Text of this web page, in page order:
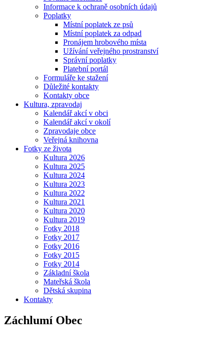
Informace k ochraně osobních údajů
Poplatky
Místní poplatek ze psů
Místní poplatek za odpad
Pronájem hrobového místa
Užívání veřejného prostranství
Správní poplatky
Platební portál
Formuláře ke stažení
Důležité kontakty
Kontakty obce
Kultura, zpravodaj
Kalendář akcí v obci
Kalendář akcí v okolí
Zpravodaje obce
Veřejná knihovna
Fotky ze života
Kultura 2026
Kultura 2025
Kultura 2024
Kultura 2023
Kultura 2022
Kultura 2021
Kultura 2020
Kultura 2019
Fotky 2018
Fotky 2017
Fotky 2016
Fotky 2015
Fotky 2014
Základní škola
Mateřská škola
Dětská skupina
Kontakty
Záchlumí Obec